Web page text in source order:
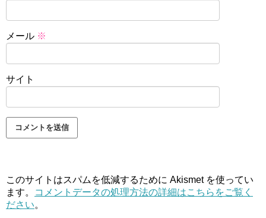
メール ※
サイト
このサイトはスパムを低減するために Akismet を使ってい
ます。
コメントデータの処理方法の詳細はこちらをご覧く
ださい。